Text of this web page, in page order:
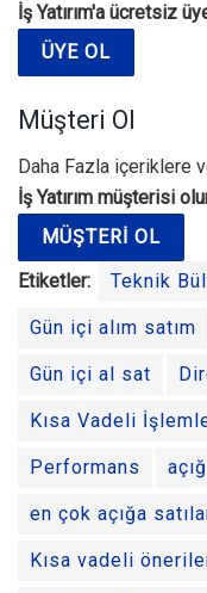
İş Yatırım'a ücretsiz
ÜYE OL
Müşteri Ol
Daha Fazla içeriklere
İş Yatırım müşterisi
MÜŞTERI OL
Etiketler:
Teknik
Gün içi alım satım
Gün içi al sat
Kısa Vadeli
Performans
en çok açığa
Kısa vadeli